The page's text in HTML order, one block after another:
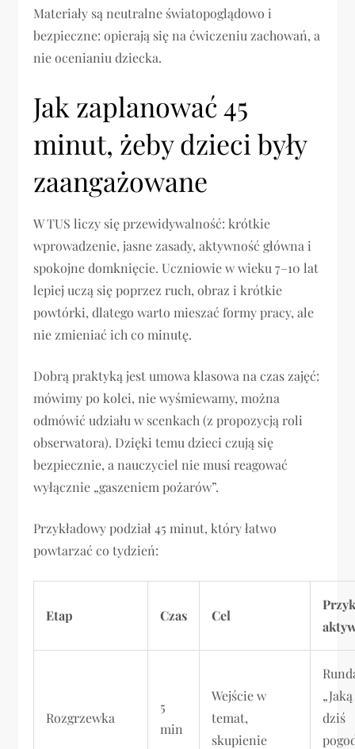
Materiały są neutralne światopoglądowo i
bezpieczne: opierają się na ćwiczeniu zachowań, a
nie ocenianiu dziecka.
Jak zaplanować 45
minut, żeby dzieci były
zaangażowane
W TUS liczy się przewidywalność: krótkie
wprowadzenie, jasne zasady, aktywność główna i
spokojne domknięcie. Uczniowie w wieku 7–10 lat
lepiej uczą się poprzez ruch, obraz i krótkie
powtórki, dlatego warto mieszać formy pracy, ale
nie zmieniać ich co minutę.
Dobrą praktyką jest umowa klasowa na czas zajęć:
mówimy po kolei, nie wyśmiewamy, można
odmówić udziału w scenkach (z propozycją roli
obserwatora). Dzięki temu dzieci czują się
bezpiecznie, a nauczyciel nie musi reagować
wyłącznie „gaszeniem pożarów”.
Przykładowy podział 45 minut, który łatwo
powtarzać co tydzień:
Etap Czas Cel
Rozgrzewka
5
min
Wejście w
temat,
skupienie
dziś